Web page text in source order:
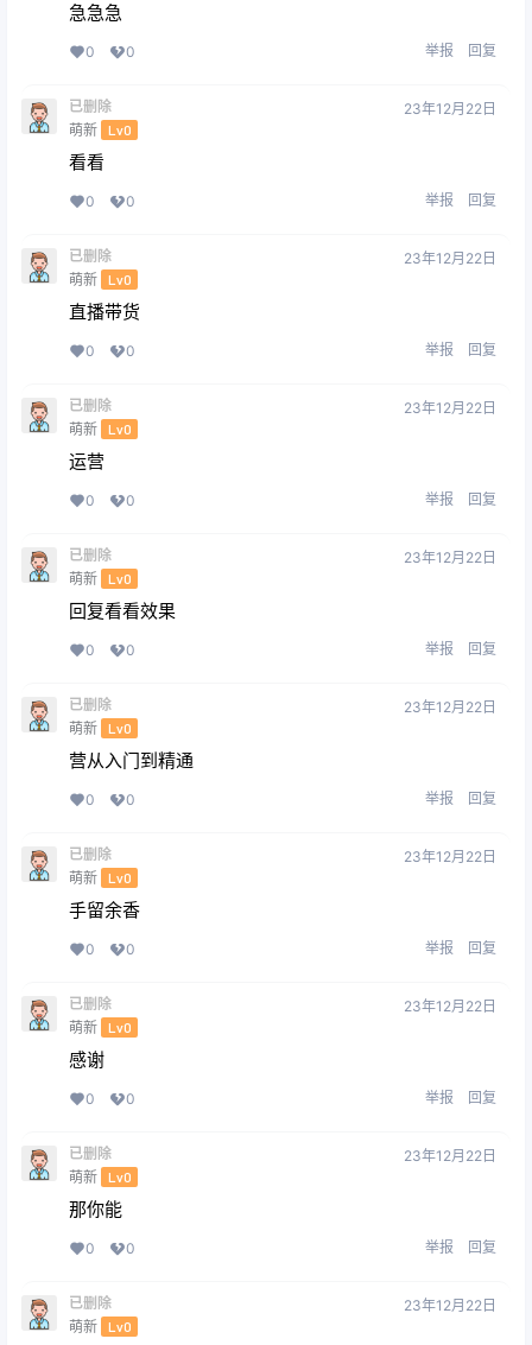
急急急
0 0 举报 回复
已删除
萌新 Lv0
23年12月22日
看看
0 0 举报 回复
已删除
萌新 Lv0
23年12月22日
直播带货
0 0 举报 回复
已删除
萌新 Lv0
23年12月22日
运营
0 0 举报 回复
已删除
萌新 Lv0
23年12月22日
回复看看效果
0 0 举报 回复
已删除
萌新 Lv0
23年12月22日
营从入门到精通
0 0 举报 回复
已删除
萌新 Lv0
23年12月22日
手留余香
0 0 举报 回复
已删除
萌新 Lv0
23年12月22日
感谢
0 0 举报 回复
已删除
萌新 Lv0
23年12月22日
那你能
0 0 举报 回复
已删除
萌新 Lv0
23年12月22日